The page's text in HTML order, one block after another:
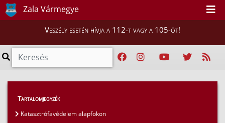
Zala Vármegye
Veszély esetén hívja a 112-t vagy a 105-öt!
GYIK > Gyakran ismételt kérdések
A küszöbérték alatti üzemekkel kapcsolatos
Tartalomjegyzék
Katasztrófavédelem alapfokon